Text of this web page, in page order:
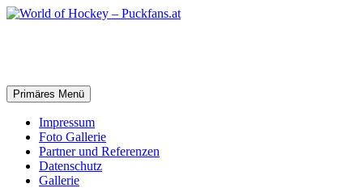
Zum
Suchen
Primäres Menü
Impressum
Foto Gallerie
Partner und Referenzen
Datenschutz
Gallerie